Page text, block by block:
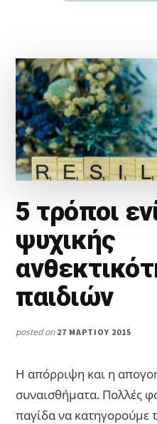
5 τρόποι
ψυχικής
παιδιών
posted on 27 ΜΑΡΤΊΟΥ 2015
Η απόρριψη και η
συναισθήματα. Πολλές
παγίδα να κατηγορούμε